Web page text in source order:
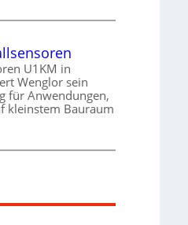
U1KM in
Wenglor sein
für Anwendungen,
kleinstem Bauraum